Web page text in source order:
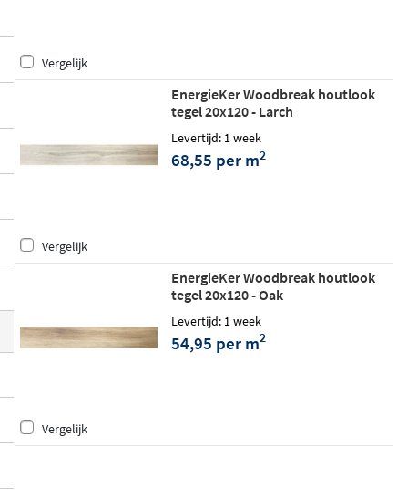
tendigheid en geschiktheid voor vloerver
kun je hem in vrijwel elk vertrek t
oepassen, van badkamer tot garage.
Vergelijk
EnergieKer Woodbreak houtlook
tegel 20x120 - Larch
Levertijd: 1 week
68,55 per m2
Vergelijk
EnergieKer Woodbreak houtlook
tegel 20x120 - Oak
Levertijd: 1 week
54,95 per m2
Vergelijk